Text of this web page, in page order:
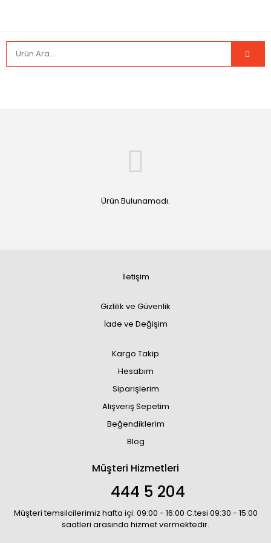
Ürün Bulunamadı.
İletişim
Gizlilik ve Güvenlik
İade ve Değişim
Kargo Takip
Hesabım
Siparişlerim
Alışveriş Sepetim
Beğendiklerim
Blog
Müşteri Hizmetleri
444 5 204
Müşteri temsilcilerimiz hafta içi: 09:00 - 16:00 C.tesi 09:30 - 15:00
saatleri arasında hizmet vermektedir.